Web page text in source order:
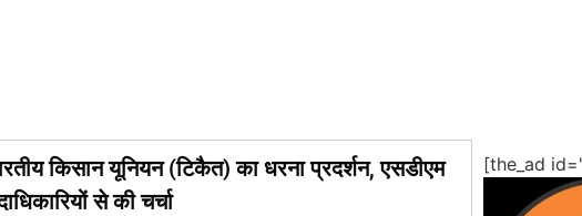
किसान यूनियन (टिकैत) का धरना प्रदर्शन, एसडीएम
से की चर्चा
[the_ad